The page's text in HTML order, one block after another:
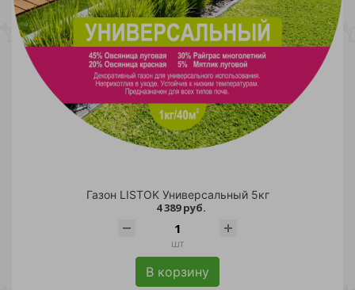
Газон LISTOK Универсальный 5кг
4 389 руб.
шт
В корзину